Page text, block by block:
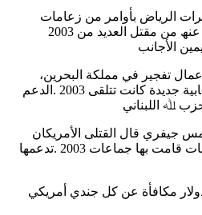
اﻟﺮﯾﺎض ﺑﺄواﻣﺮ ﻣﻦ زﻋﺎﻣﺎت
»اﻟﻘﺎﻋﺪة« ﻓﻲ إﯾﺮان، وﻣﺎ ﻧﺠﻢ ﻋﻨﮫ ﻣﻦ ﻣﻘﺘﻞ اﻟﻌﺪﯾﺪ ﻣﻦ 2003
اﻷﺟﺎﻧﺐ
ﺗﻔﺠﯿﺮ ﻓﻲ ﻣﻤﻠﻜﺔ اﻟﺒﺤﺮﯾﻦ،
واﻟﻘﺒﺾ ﻋﻠﻰ ﻋﻨﺎﺻﺮ ﺧﻠﯿﺔ إرھﺎﺑﯿﺔ ﺟﺪﯾﺪة ﻛﺎﻧﺖ ﺗﺘﻠﻘﻰ 2003 .اﻟﺪﻋﻢ
ﷲ اﻟﻠﺒﻨﺎﻧﻲ
ﺟﯿﻔﺮي ﻗﺎل اﻟﻘﺘﻠﻰ اﻷﻣﺮﯾﻜﺎن
اﻟﺬﯾﻦ ﻓﻲ اﻟﻌﺮاق ﺳﻘﻄﻮا ﺑﻌﻤﻠﯿﺎت ﻗﺎﻣﺖ ﺑﮭﺎ ﺟﻤﺎﻋﺎت 2003 .ﺗﺪﻋﻤﮭﺎ
ﻣﻜﺎﻓﺄة ﻋﻦ ﻛﻞ ﺟﻨﺪي أﻣﺮﯾﻜﻲ